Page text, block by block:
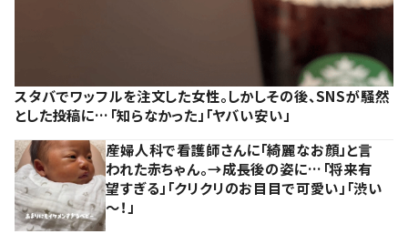
スタバでワッフルを注文した女性。しかしその後、SNSが騒然
とした投稿に…「知らなかった」「ヤバい安い」
産婦人科で看護師さんに「綺麗なお顔」と言
われた赤ちゃん。→成長後の姿に…「将来有
望すぎる」「クリクリのお目目で可愛い」「渋い
～！」